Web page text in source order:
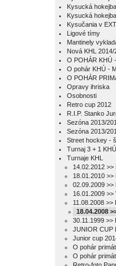
Kysucká
Kysucká
Kysučania v
Ligové tímy
Mantinely
Nová KHL 2014/
O POHÁR KHÚ
O pohár KHÚ -
O POHÁR
Opravy ihriska
Osobnosti
Retro cup 2012
R.I.P. Stanko
Sezóna 2013/
Sezóna 2013/
Street hockey -
Turnaj 3 + 1 KHÚ
Turnaje KHL
14.02.2012
18.01.2010
02.09.2009
16.01.2009
11.08.2008
18.04.2008
30.11.1999
JUNIOR CUP
Junior cup
O pohár
O pohár